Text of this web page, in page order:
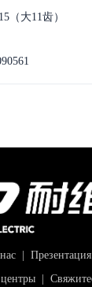
（大11齿）
|